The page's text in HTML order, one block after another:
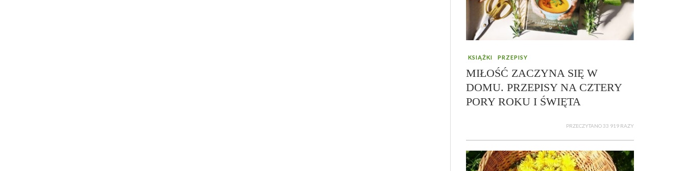
KSIĄŻKI PRZEPISY
MIŁOŚĆ ZACZYNA SIĘ W
DOMU. PRZEPISY NA CZTERY
PORY ROKU I ŚWIĘTA
PRZECZYTANO 33 919 RAZY